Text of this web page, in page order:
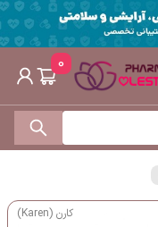
0
کارن (Karen)